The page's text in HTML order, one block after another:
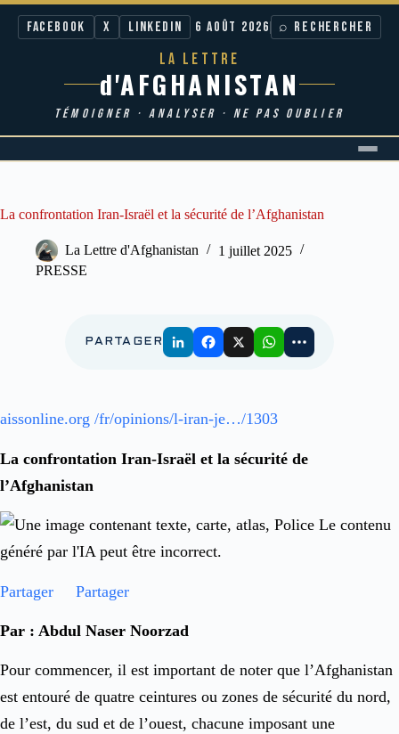
Facebook X LinkedIn 6 AOÛT 2026 ⌕ RECHERCHER
LA LETTRE
d'AFGHANISTAN
TÉMOIGNER · ANALYSER · NE PAS OUBLIER
La confrontation Iran-Israël et la sécurité de l’Afghanistan
La Lettre d'Afghanistan
1 juillet 2025
PRESSE
PARTAGER
aissonline.org /fr/opinions/l-iran-je…/1303
La confrontation Iran-Israël et la sécurité de
l’Afghanistan
Partager Partager
Par : Abdul Naser Noorzad
Pour commencer, il est important de noter que l’Afghanistan
est entouré de quatre ceintures ou zones de sécurité du nord,
de l’est, du sud et de l’ouest, chacune imposant une